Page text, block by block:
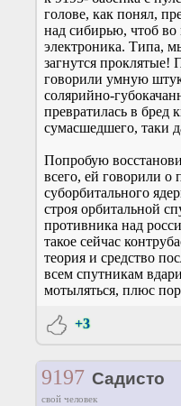
голове, как понял,
над сибирью, чтоб
электроника. Типа,
загнутся проклятые!
говорили умную
солярийно-
превратилась в бред
сумасшедшего, таки
Попробую
всего, ей говорили о
суборбитального
строя орбитальной
противника над
такое сейчас
теория и средство
всем спутникам
мотыляться, плюс
+3
9197 Садисто
свой человек